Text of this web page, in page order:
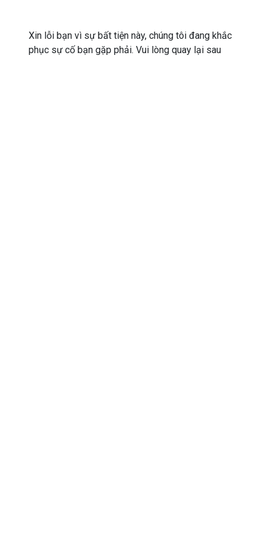
Xin lỗi bạn vì sự bất tiện này, chúng tôi đang khắc
phục sự cố bạn gặp phải. Vui lòng quay lại sau